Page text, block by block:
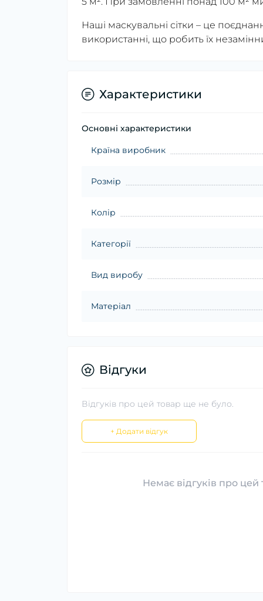
Наші маскувальні сітки – це
використанні, що робить їх
Характеристики
Основні характеристики
Країна виробник
Розмір
Колір
Категорії
Вид виробу
Матеріал
Відгуки
Відгуків про цей товар ще не було.
+ Додати відгук
Немає відгуків про цей